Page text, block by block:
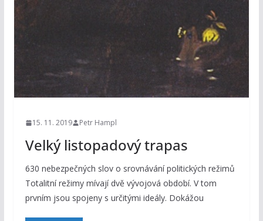
15. 11. 2019 Petr Hampl
Velký listopadový trapas
630 nebezpečných slov o srovnávání politických režimů
Totalitní režimy mívají dvě vývojová období. V tom
prvním jsou spojeny s určitými ideály. Dokážou